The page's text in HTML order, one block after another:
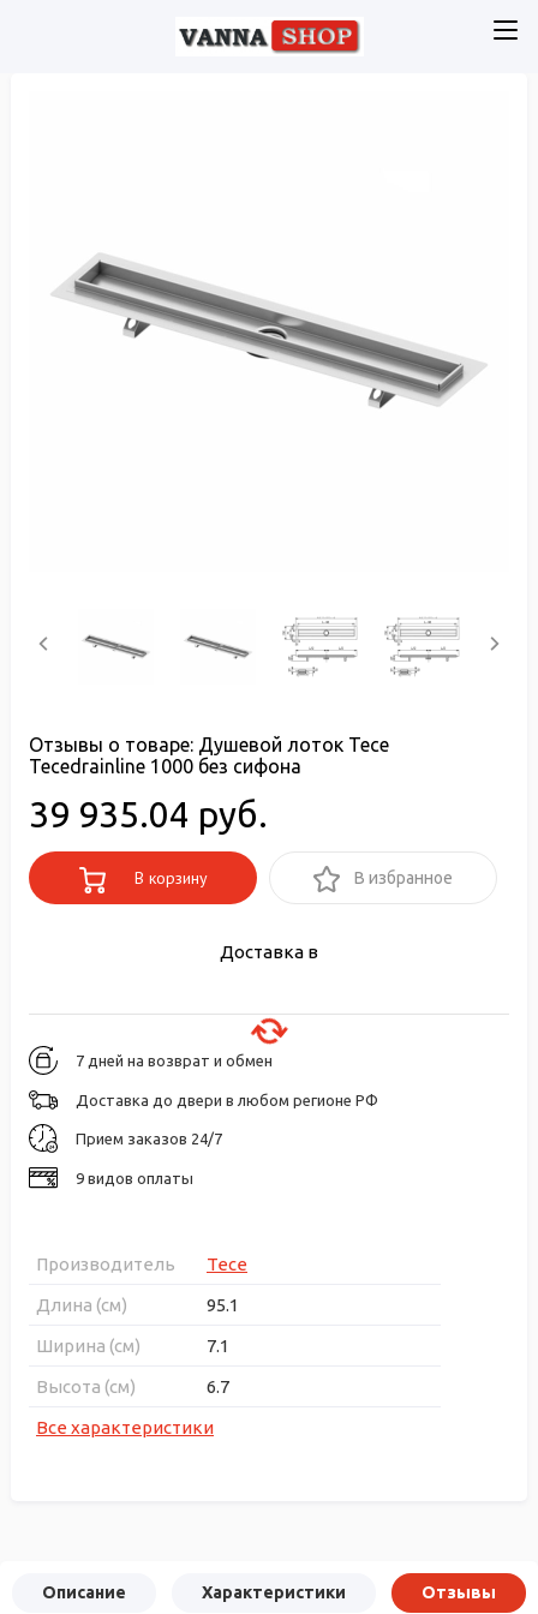
Отзывы о товаре: Душевой лоток Tece
Tecedrainline 1000 без сифона
39 935.04 руб.
В корзину В избранное
Доставка в
7 дней на возврат и обмен
Доставка до двери в любом регионе РФ
Прием заказов 24/7
9 видов оплаты
Производитель
Tece
Длина (см)
95.1
Ширина (см)
7.1
Высота (см)
6.7
Все характеристики
Описание Характеристики Отзывы